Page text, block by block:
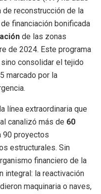
reconstrucción de la
financiación bonificada
de las zonas
de 2024. Este programa
consolidar el tejido
marcado por la
línea extraordinaria que
canalizó más de 60
90 proyectos
estructurales. Sin
financiero de la
integral: la reactivación
maquinaria o naves,